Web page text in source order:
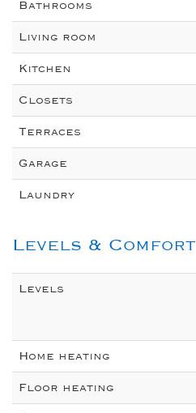
Bathrooms
Living room
Kitchen
Closets
Terraces
Garage
Laundry
Levels & Comfort
Levels
Home heating
Floor heating